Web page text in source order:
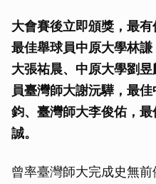
大會賽後立即頒獎，最
最佳舉球員中原大學林
大張祐晨、中原大學劉
員臺灣師大謝沅驊，最
鈞、臺灣師大李俊佑，
誠。
曾率臺灣師大完成史無